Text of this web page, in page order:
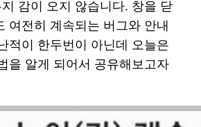
감이 오지 않습니다. 창을 닫
여전히 계속되는 버그와 안내
적이 한두번이 아닌데 오늘은
을 알게 되어서 공유해보고자